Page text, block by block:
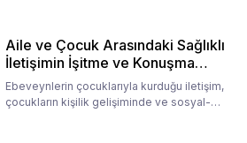
Aile ve Çocuk Arasındaki Sağlıklı
İletişimin İşitme ve Konuşma
Rehabilitasyonundaki Rolü
Ebeveynlerin çocuklarıyla kurduğu iletişim,
çocukların kişilik gelişiminde ve sosyal-